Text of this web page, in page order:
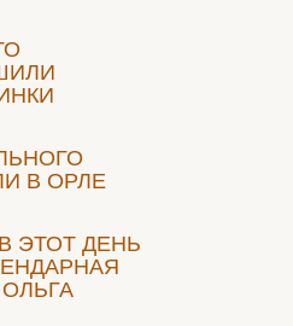
В ОРЛЕ
ЭТОТ ДЕНЬ